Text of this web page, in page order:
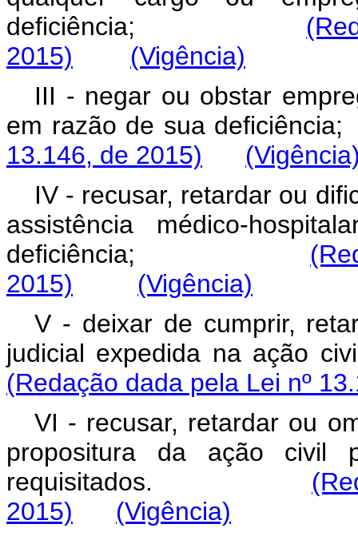
deficiência;
2015)
(Vigência)
III - negar ou obstar
em razão de sua deficiência;
13.146, de 2015)
IV - recusar, retardar ou
assistência médico-
deficiência;
2015)
(Vigência)
V - deixar de cumprir,
judicial expedida na
(Redação dada pela Lei nº
VI - recusar, retardar ou
propositura da ação civil
requisitados.
2015)
(Vigência)